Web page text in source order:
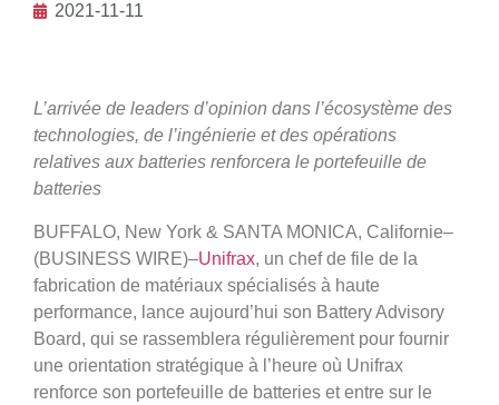
2021-11-11
L’arrivée de leaders d’opinion dans l’écosystème des
technologies, de l’ingénierie et des opérations
relatives aux batteries renforcera le portefeuille de
batteries
BUFFALO, New York & SANTA MONICA, Californie–
(BUSINESS WIRE)–Unifrax, un chef de file de la
fabrication de matériaux spécialisés à haute
performance, lance aujourd’hui son Battery Advisory
Board, qui se rassemblera régulièrement pour fournir
une orientation stratégique à l’heure où Unifrax
renforce son portefeuille de batteries et entre sur le